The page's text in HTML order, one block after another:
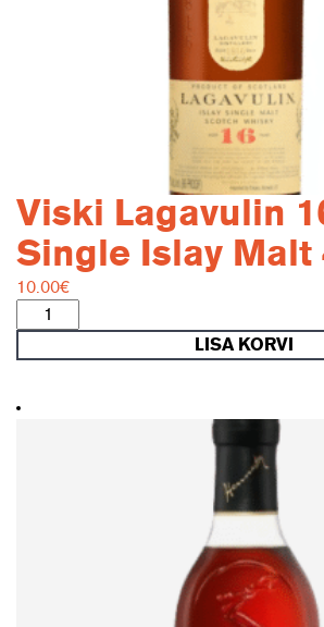
Viski Lagavulin
Single Islay Malt
10.00€
Viski
Lagavulin
16
Single
LISA KORVI